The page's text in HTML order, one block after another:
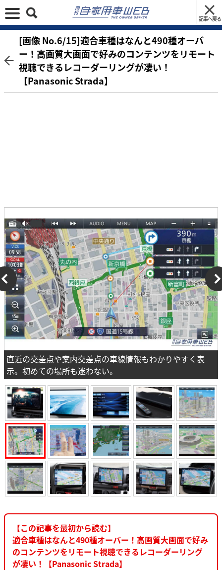
記事へ戻る
[画像 No.6/15]適合車種はなんと490種オーバ
ー！高画質大画面で好みのコンテンツをリモート
視聴できるレコーダーリングが凄い！
【Panasonic Strada】
直近の交差点や案内交差点の車線情報もわかりやすく表
示。初めての場所も迷わない。
【この記事を最初から読む】
適合車種はなんと490種オーバー！高画質大画面で好み
のコンテンツをリモート視聴できるレコーダーリング
が凄い！【Panasonic Strada】